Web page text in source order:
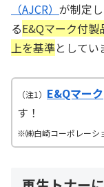
（AJCR） が制定
るE&Qマーク付
上を基準としてい
（注1） E&Qマーク
す！
※㈱白崎コーポレーシ